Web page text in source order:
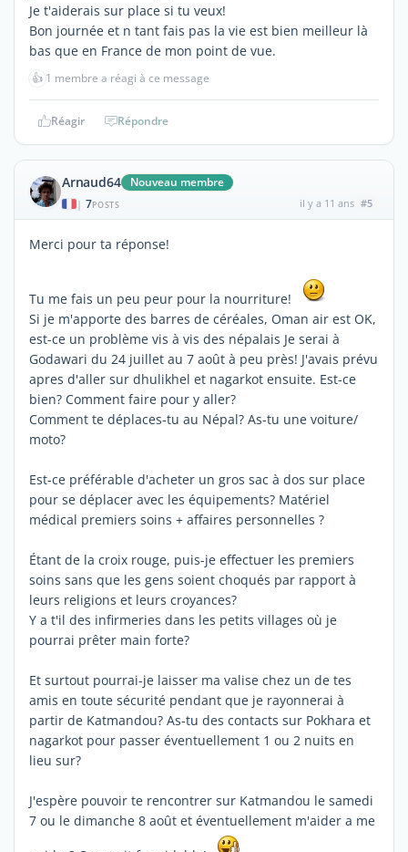
Je t'aiderais sur place si tu veux!
Bon journée et n tant fais pas la vie est bien meilleur là
bas que en France de mon point de vue.
👍 1 membre a réagi à ce message
Réagir Répondre
Arnaud64 Nouveau membre
| 7POSTS il y a 11 ans #5
Merci pour ta réponse!
Tu me fais un peu peur pour la nourriture!
Si je m'apporte des barres de céréales, Oman air est OK,
est-ce un problème vis à vis des népalais Je serai à
Godawari du 24 juillet au 7 août à peu près! J'avais prévu
apres d'aller sur dhulikhel et nagarkot ensuite. Est-ce
bien? Comment faire pour y aller?
Comment te déplaces-tu au Népal? As-tu une voiture/
moto?
Est-ce préférable d'acheter un gros sac à dos sur place
pour se déplacer avec les équipements? Matériel
médical premiers soins + affaires personnelles ?
Étant de la croix rouge, puis-je effectuer les premiers
soins sans que les gens soient choqués par rapport à
leurs religions et leurs croyances?
Y a t'il des infirmeries dans les petits villages où je
pourrai prêter main forte?
Et surtout pourrai-je laisser ma valise chez un de tes
amis en toute sécurité pendant que je rayonnerai à
partir de Katmandou? As-tu des contacts sur Pokhara et
nagarkot pour passer éventuellement 1 ou 2 nuits en
lieu sur?
J'espère pouvoir te rencontrer sur Katmandou le samedi
7 ou le dimanche 8 août et éventuellement m'aider a me